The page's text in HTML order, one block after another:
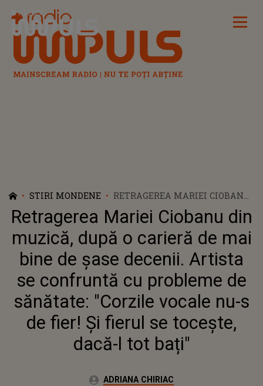
Radio Impuls
STIRI MONDENE
RETRAGEREA MARIEI CIOBANU
DIN MUZICĂ, DUPĂ O CARIERĂ
DE MAI BINE DE ȘASE DECENII.
ARTISTA SE CONFRUNTĂ CU
PROBLEME DE SĂNĂTATE:
"CORZILE VOCALE NU-S DE FIER!
TOT BAȚI"
Retragerea Mariei Ciobanu din
muzică, după o carieră de mai
bine de șase decenii. Artista
se confruntă cu probleme de
sănătate: "Corzile vocale nu-s
de fier! Și fierul se tocește,
dacă-l tot bați"
Autor:ADRIANA CHIRIAC